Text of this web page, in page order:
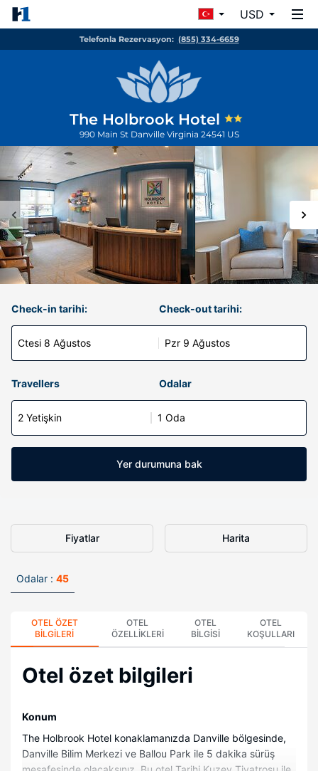
USD
Telefonla Rezervasyon: (855) 334-6659
The Holbrook Hotel
990 Main St Danville Virginia 24541 US
Check-in tarihi:
Ctesi 8 Ağustos
Check-out tarihi:
Pzr 9 Ağustos
Travellers Odalar
2 Yetişkin 1 Oda
Yer durumuna bak
Fiyatlar Harita
Odalar : 45
OTEL ÖZET
BILGILERI
OTEL
ÖZELLIKLERI
OTEL
BILGISI
OTEL
KOŞULLARI
Otel özet bilgileri
Konum
The Holbrook Hotel konaklamanızda Danville bölgesinde,
Danville Bilim Merkezi ve Ballou Park ile 5 dakika sürüş